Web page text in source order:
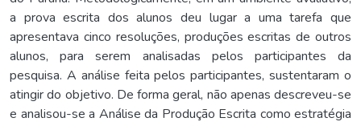
a prova escrita dos alunos deu lugar a uma tarefa que
apresentava cinco resoluções, produções escritas de outros
alunos, para serem analisadas pelos participantes da
pesquisa. A análise feita pelos participantes, sustentaram o
atingir do objetivo. De forma geral, não apenas descreveu-se
e analisou-se a Análise da Produção Escrita como estratégia